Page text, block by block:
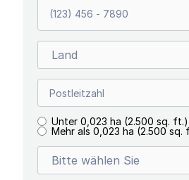
Unter 0,023 ha (2.500 sq. ft.)
Mehr als 0,023 ha (2.500 sq.